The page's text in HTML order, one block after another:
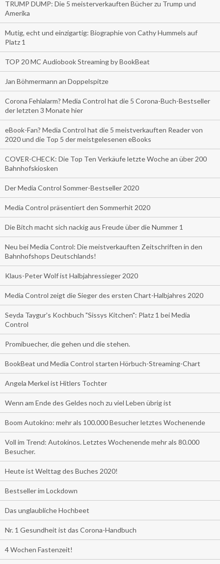
TRUMP DUMP: Die 5 meisterverkauften Bücher zu Trump und
Amerika
Mutig, echt und einzigartig: Biographie von Cathy Hummels auf
Platz 1
TOP 20 MC Audiobook Streaming by BookBeat
Jan Böhmermann an Doppelspitze
Corona Fehlalarm? Media Control hat die 5 Corona-Buch-Bestseller
der letzten 3 Monate hier
eBook-Fan? Media Control hat die 5 meistverkauften Reader von
2020 und die Top 5 der meistgelesenen eBooks
COVER-CHECK: Die Top Ten Verkäufe letzte Woche an über 200
Bahnhofskiosken
Der Media Control Sommer-Bestseller 2020
Media Control präsentiert den Sommerhit 2020
Die Bitch macht sich nackig aus Freude über die Nummer 1
Neu bei Media Control: Die meistverkauften Zeitschriften in den
Bahnhofshops Deutschlands!
Klaus-Peter Wolf ist Halbjahressieger 2020
Media Control zeigt die Sieger des ersten Chart-Halbjahres 2020
Seyda Taygur's Kochbuch "Sissys Kitchen": Platz 1 bei Media
Control
Promibuecher, die gehen und die stehen.
BookBeat und Media Control starten Hörbuch-Streaming-Chart
Angela Merkel ist Hitlers Tochter
Wenn am Ende des Geldes noch zu viel Leben übrig ist
Boom Autokino: mehr als 100.000 Besucher letztes Wochenende
Voll im Trend: Autokinos. Letztes Wochenende mehr als 80.000
Besucher.
Heute ist Welttag des Buches 2020!
Bestseller im Lockdown
Das unglaubliche Hochbeet
Nr. 1 Gesundheit ist das Corona-Handbuch
4 Wochen Fastenzeit!